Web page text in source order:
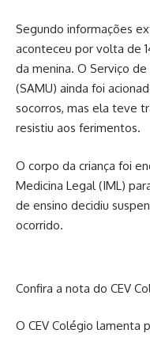
Segundo informações
aconteceu por volta de
da menina. O Serviço
(SAMU) ainda foi
socorros, mas ela teve
resistiu aos ferimentos.
O corpo da criança foi
Medicina Legal (IML)
de ensino decidiu
ocorrido.
Confira a nota do CEV
O CEV Colégio lamenta